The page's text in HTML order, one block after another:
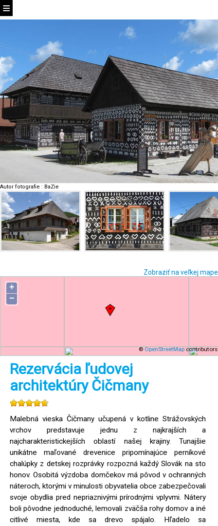
Autor fotografie : BaZie
Zobraziť na veľkej mape
+
−
©OpenStreetMapcontributors
Rezervácia ľudovej
architektúry Čičmany
Malebná vieska Čičmany učupená v kotline Strážovských
vrchov predstavuje jednu z najkrajších a
najcharakteristickejších oblastí našej krajiny. Tunajšie
unikátne maľované drevenice pripomínajúce perníkové
chalúpky z detskej rozprávky rozpozná každý Slovák na sto
honov. Osobitá výzdoba domčekov má pôvod v ochranných
náteroch, ktorými v minulosti obyvatelia obce zabezpečovali
svoje obydlia pred nepriaznivými prírodnými vplyvmi. Nátery
boli pôvodne jednoduché, lemovali zväčša rohy domov a iné
citlivé miesta, kde sa drevo spájalo. Hľadelo sa